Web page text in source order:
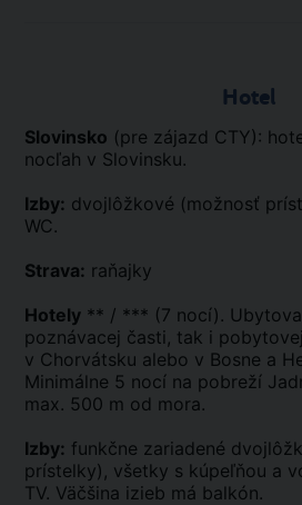
Hotel
Slovinsko (pre zájazd CTY):
nocľah v Slovinsku.
Izby: dvojlôžkové (možnosť
WC.
Strava: raňajky
Hotely ** / *** (7 nocí).
poznávacej časti, tak i
v Chorvátsku alebo v Bosne a
Minimálne 5 nocí na pobreží
max. 500 m od mora.
Izby: funkčne zariadené
prístelky), všetky s kúpeľňou a
TV. Väčšina izieb má balkón.